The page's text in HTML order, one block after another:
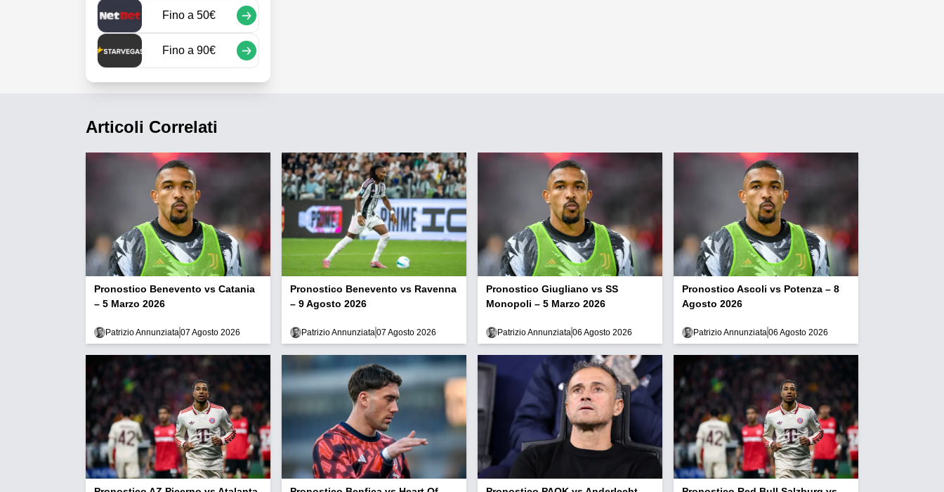
Fino a 50€
Fino a 90€
Articoli Correlati
Pronostico Benevento vs Catania
– 5 Marzo 2026
Patrizio Annunziata07 Agosto 2026
Pronostico Benevento vs Ravenna
– 9 Agosto 2026
Patrizio Annunziata07 Agosto 2026
Pronostico Giugliano vs SS
Monopoli – 5 Marzo 2026
Patrizio Annunziata06 Agosto 2026
Pronostico Ascoli vs Potenza – 8
Agosto 2026
Patrizio Annunziata06 Agosto 2026